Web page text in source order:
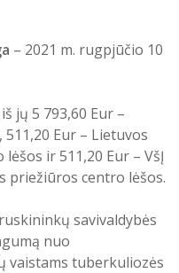
įsigijimo
modelio pritaikymas
pirminėje
infrastruktūros
– 2021 m. rugpjūčio 10
jų 5 793,60 Eur –
Eur – Lietuvos
ir 511,20 Eur – VšĮ
priežiūros centro lėšos.
savivaldybės
nuo
vaistams tuberkuliozės